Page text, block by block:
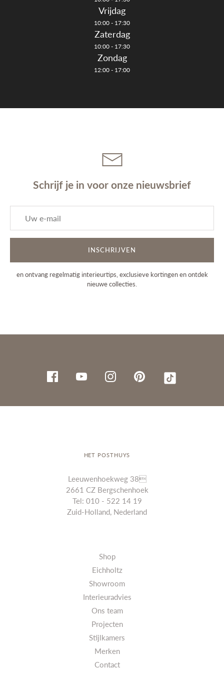
Vrijdag
10:00 - 17:30
Zaterdag
10:00 - 17:30
Zondag
12:00 - 17:00
Schrijf je in voor onze nieuwsbrief
INSCHRIJVEN
en ontvang regelmatig interieurtips, exclusieve kortingen en ontdek
nieuwe collecties.
HET POSTHUYS
Leeuwenhoekweg 38
2661 CZ Bergschenhoek
Tel: 010 - 522 14 19
Zuid-Holland, Nederland
Shop
Eichholtz
Showroom
Interieuradvies
Ons team
Projecten
Stijlkamers
Merken
Contact